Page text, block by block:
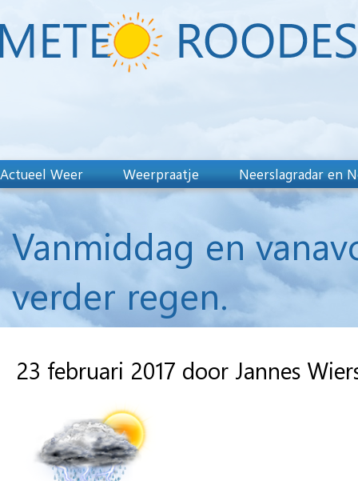
Actueel Weer Weerpraatje Neerslagradar en
Vanmiddag en
verder regen.
23 februari 2017 door Jannes